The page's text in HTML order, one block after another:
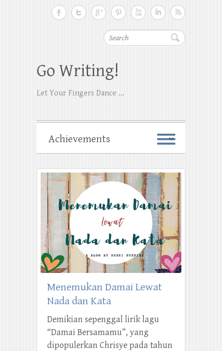
Search
Go Writing!
Let Your Fingers Dance ...
Menemukan Damai Lewat
Nada dan Kata
Demikian sepenggal lirik lagu
“Damai Bersamamu”, yang
dipopulerkan Chrisye pada tahun